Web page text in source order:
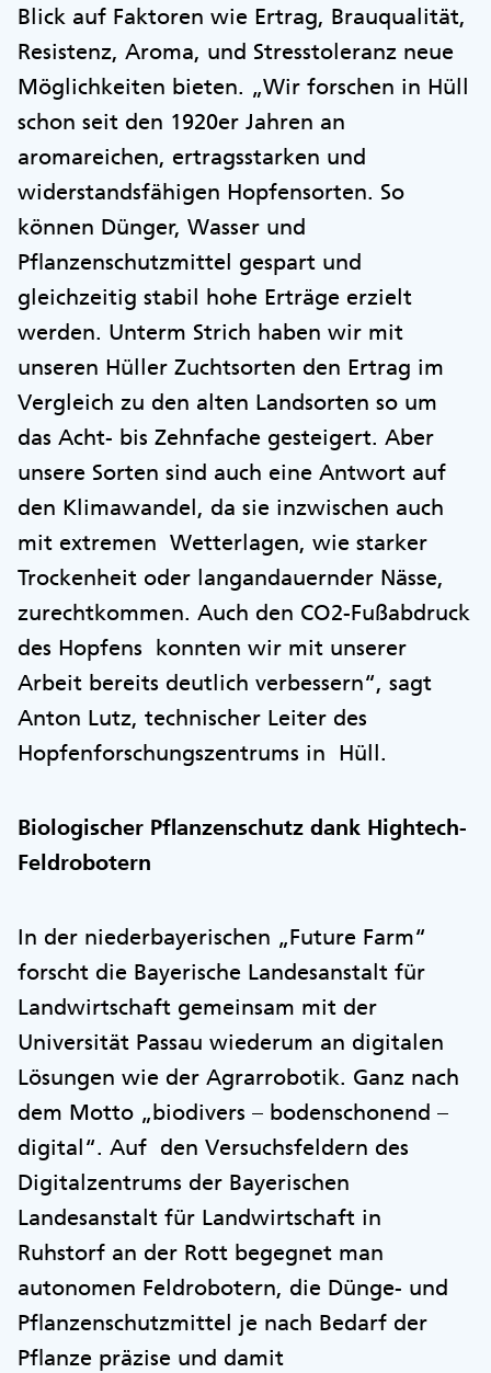
Blick auf Faktoren wie Ertrag, Brauqualität,
Resistenz, Aroma, und Stresstoleranz neue
Möglichkeiten bieten. „Wir forschen in Hüll
schon seit den 1920er Jahren an
aromareichen, ertragsstarken und
widerstandsfähigen Hopfensorten. So
können Dünger, Wasser und
Pflanzenschutzmittel gespart und
gleichzeitig stabil hohe Erträge erzielt
werden. Unterm Strich haben wir mit
unseren Hüller Zuchtsorten den Ertrag im
Vergleich zu den alten Landsorten so um
das Acht- bis Zehnfache gesteigert. Aber
unsere Sorten sind auch eine Antwort auf
den Klimawandel, da sie inzwischen auch
mit extremen Wetterlagen, wie starker
Trockenheit oder langandauernder Nässe,
zurechtkommen. Auch den CO2-Fußabdruck
des Hopfens konnten wir mit unserer
Arbeit bereits deutlich verbessern“, sagt
Anton Lutz, technischer Leiter des
Hopfenforschungszentrums in Hüll.
Biologischer Pflanzenschutz dank Hightech-
Feldrobotern
In der niederbayerischen „Future Farm“
forscht die Bayerische Landesanstalt für
Landwirtschaft gemeinsam mit der
Universität Passau wiederum an digitalen
Lösungen wie der Agrarrobotik. Ganz nach
dem Motto „biodivers – bodenschonend –
digital“. Auf den Versuchsfeldern des
Digitalzentrums der Bayerischen
Landesanstalt für Landwirtschaft in
Ruhstorf an der Rott begegnet man
autonomen Feldrobotern, die Dünge- und
Pflanzenschutzmittel je nach Bedarf der
Pflanze präzise und damit